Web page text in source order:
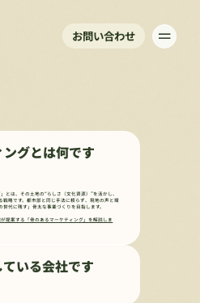
お問い合わせ
グとは何です
とは、その土地の“らしさ（文化資源）”を活かし、
戦略です。都市部と同じ手法に頼らず、現地の声と環
代に残す」骨太な事業づくりを目指します。
提案する「骨のあるマーケティング」を解説しま
いる会社です